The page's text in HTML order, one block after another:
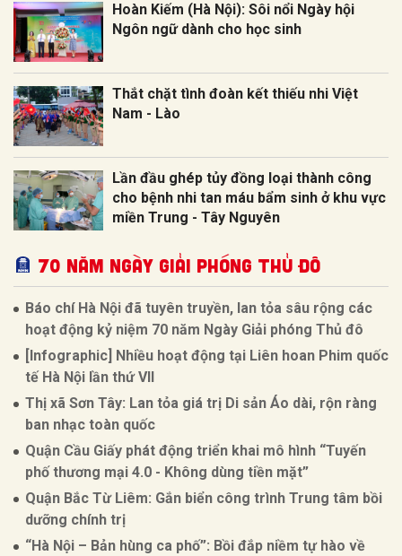
Hoàn Kiếm (Hà Nội): Sôi nổi Ngày hội
Ngôn ngữ dành cho học sinh
Thắt chặt tình đoàn kết thiếu nhi Việt
Nam - Lào
Lần đầu ghép tủy đồng loại thành công
cho bệnh nhi tan máu bẩm sinh ở khu vực
miền Trung - Tây Nguyên
70 NĂM NGÀY GIẢI PHÓNG THỦ ĐÔ
Báo chí Hà Nội đã tuyên truyền, lan tỏa sâu rộng các
hoạt động kỷ niệm 70 năm Ngày Giải phóng Thủ đô
[Infographic] Nhiều hoạt động tại Liên hoan Phim quốc
tế Hà Nội lần thứ VII
Thị xã Sơn Tây: Lan tỏa giá trị Di sản Áo dài, rộn ràng
ban nhạc toàn quốc
Quận Cầu Giấy phát động triển khai mô hình “Tuyến
phố thương mại 4.0 - Không dùng tiền mặt”
Quận Bắc Từ Liêm: Gắn biển công trình Trung tâm bồi
dưỡng chính trị
“Hà Nội – Bản hùng ca phố”: Bồi đắp niềm tự hào về